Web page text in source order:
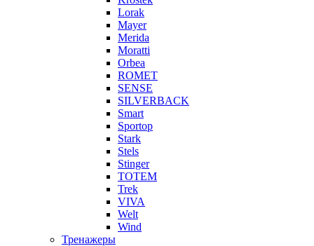
Lorak
Mayer
Merida
Moratti
Orbea
ROMET
SENSE
SILVERBACK
Smart
Sportop
Stark
Stels
Stinger
TOTEM
Trek
VIVA
Welt
Wind
Тренажеры